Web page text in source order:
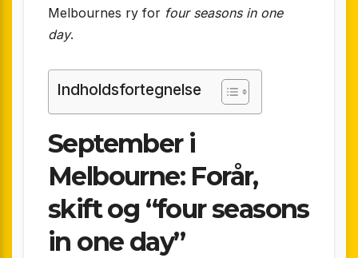
Melbournes ry for four seasons in one
day.
Indholdsfortegnelse
September i
Melbourne: Forår,
skift og “four seasons
in one day”